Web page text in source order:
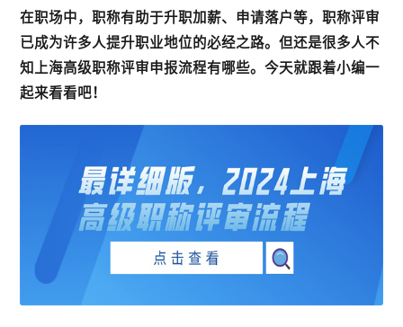
在职场中，职称有助于升职加薪、申请落户等，职称评审
已成为许多人提升职业地位的必经之路。但还是很多人不
知上海高级职称评审申报流程有哪些。今天就跟着小编一
起来看看吧！